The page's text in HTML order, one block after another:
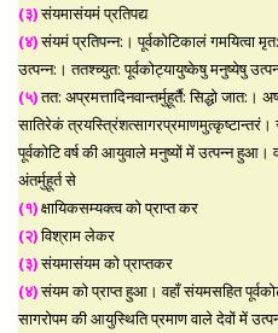
(३)संयमासंयमं प्रतिपद्य
(४)संयमं प्रतिपन्न:। पूर्वकोटिकालं गमयित्वा
उत्पन्न:। ततश्च्युत: पूर्वकोट्यायुष्केषु मनुष्येषु
(५)तत: अप्रमत्तादिनवान्तर्मुहूर्तै: सिद्धो जात:।
सातिरेकं
पूर्वकोटि वर्ष की आयुवाले मनुष्यों में उत्पन्न
अंतर्मुहूर्त से
(१)क्षायिकसम्यक्त्व को प्राप्त कर
(२)विश्राम लेकर
(३)संयमासंयम को प्राप्तकर
(४)संयम को प्राप्त हुआ। वहाँ संयमसहित
सागरोपम की आयुस्थिति प्रमाण वाले देवों में